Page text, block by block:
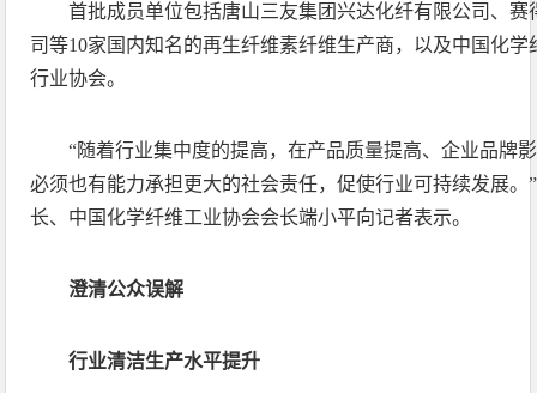
首批成员单位包括唐山三友集团兴达化纤有限公司、
司等10家国内知名的再生纤维素纤维生产商，以及中国化
行业协会。
“随着行业集中度的提高，在产品质量提高、企业品牌
必须也有能力承担更大的社会责任，促使行业可持续发展。
长、中国化学纤维工业协会会长端小平向记者表示。
澄清公众误解
行业清洁生产水平提升